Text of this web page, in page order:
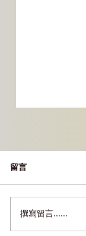
[墨爾本必
留言
撰寫留言......